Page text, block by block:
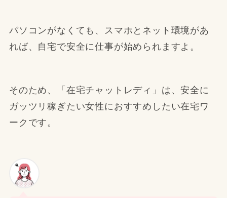
パソコンがなくても、スマホとネット環境があ
れば、自宅で安全に仕事が始められますよ。
そのため、「在宅チャットレディ」は、安全に
ガッツリ稼ぎたい女性におすすめしたい在宅ワ
ークです。